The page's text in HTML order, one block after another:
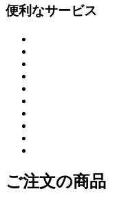
便利なサービス
ご注文の商品